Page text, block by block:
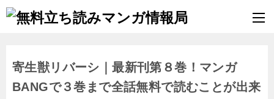
寄生獣リバーシ｜最新刊第８巻！マンガ
BANGで３巻まで全話無料で読むことが出来